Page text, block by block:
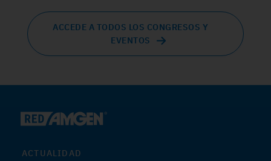
ACCEDE A TODOS LOS CONGRESOS Y
EVENTOS
ACTUALIDAD